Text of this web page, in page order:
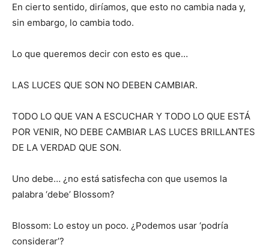
En cierto sentido, diríamos, que esto no cambia nada y,
sin embargo, lo cambia todo.
Lo que queremos decir con esto es que…
LAS LUCES QUE SON NO DEBEN CAMBIAR.
TODO LO QUE VAN A ESCUCHAR Y TODO LO QUE ESTÁ
POR VENIR, NO DEBE CAMBIAR LAS LUCES BRILLANTES
DE LA VERDAD QUE SON.
Uno debe… ¿no está satisfecha con que usemos la
palabra ‘debe’ Blossom?
Blossom: Lo estoy un poco. ¿Podemos usar ‘podría
considerar’?